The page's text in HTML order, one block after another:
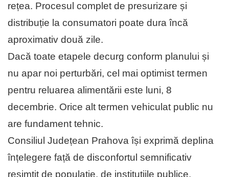
rețea. Procesul complet de presurizare și
distribuție la consumatori poate dura încă
aproximativ două zile.
Dacă toate etapele decurg conform planului și
nu apar noi perturbări, cel mai optimist termen
pentru reluarea alimentării este luni, 8
decembrie. Orice alt termen vehiculat public nu
are fundament tehnic.
Consiliul Județean Prahova își exprimă deplina
înțelegere față de disconfortul semnificativ
resimțit de populație, de instituțiile publice,